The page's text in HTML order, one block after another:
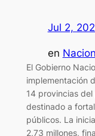
Jul 2,
en
El Gobierno
implementación
14 provincias
destinado a
públicos. La
2,73 millones,